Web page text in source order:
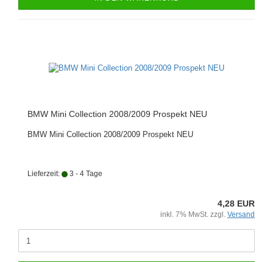
BMW Mini Collection 2008/2009 Prospekt NEU
BMW Mini Collection 2008/2009 Prospekt NEU
Lieferzeit: 3 - 4 Tage
4,28 EUR
inkl. 7% MwSt. zzgl. Versand